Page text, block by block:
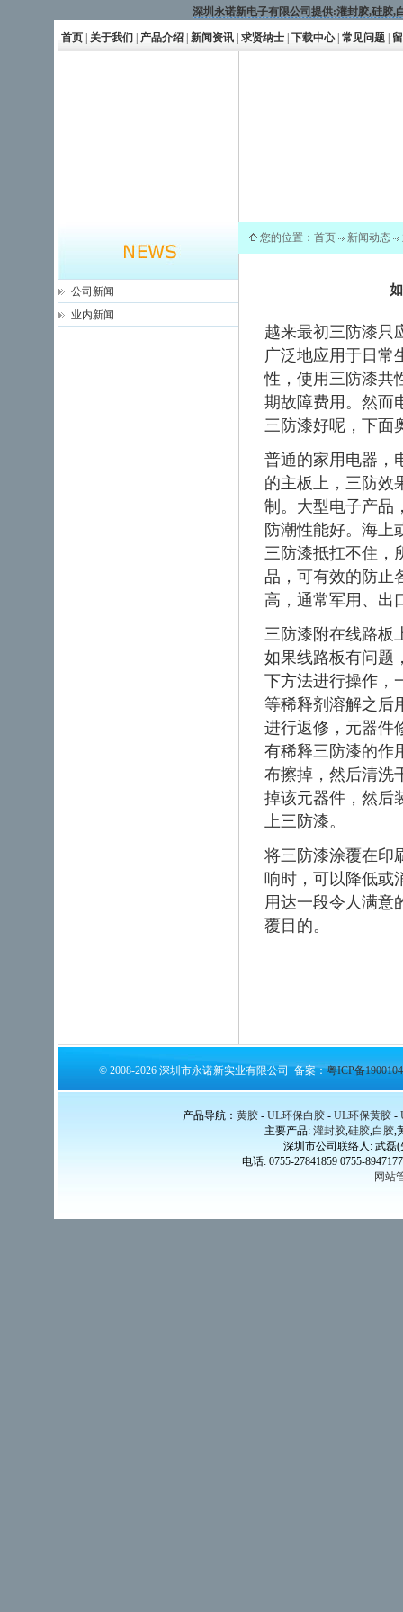
深圳永诺新电子有限公司提供:灌封胶,硅胶,
首页 关于我们 产品介绍 新闻资讯 求贤纳士 下载中心| 常见问题
公司新闻
业内新闻
您的位置： 首页 新闻动态
越来最初三防漆只
广泛地应用于日常
性，使用三防漆共
期故障费用。然而
三防漆好呢，下面
普通的家用电器，
的主板上，三防效
制。大型电子产品
防潮性能好。海上
三防漆抵扛不住，
品，可有效的防止
高，通常军用、出
三防漆附在线路板
如果线路板有问题
下方法进行操作，
等稀释剂溶解之后
进行返修，元器件
有稀释三防漆的作
布擦掉，然后清洗
掉该元器件，然后
上三防漆。
将三防漆涂覆在印
响时，可以降低或
用达一段令人满意
覆目的。
© 2008-2026 深圳市永诺新实业有限公司 备案：粤ICP备
产品导航： 黄胶- UL环保白胶- UL环保黄胶-
主要产品: 灌封胶,硅胶,白胶,
深圳市公司联络人: 武磊(
电话: 0755-27841859 0755-
网站